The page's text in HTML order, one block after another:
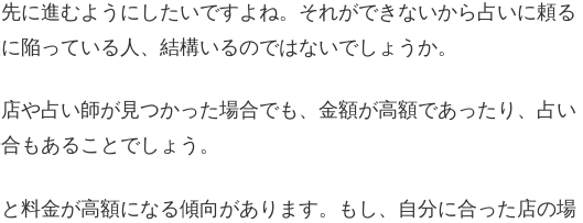
に進むようにしたいですよね。それができないから占いに頼る
陥っている人、結構いるのではないでしょうか。
や占い師が見つかった場合でも、金額が高額であったり、占い
もあることでしょう。
料金が高額になる傾向があります。もし、自分に合った店の場